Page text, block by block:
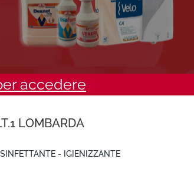
accedere
LOMBARDA
- IGIENIZZANTE